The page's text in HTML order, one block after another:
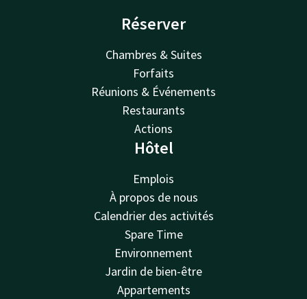
Réserver
Chambres & Suites
Forfaits
Réunions & Événements
Restaurants
Actions
Hôtel
Emplois
À propos de nous
Calendrier des activités
Spare Time
Environnement
Jardin de bien-être
Appartements